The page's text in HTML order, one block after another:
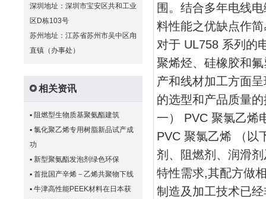
深圳地址：深圳市宝安区共和工业
区D栋103号
苏州地址：江苏省苏州市吴中区甪
直镇（办事处）
相关资讯
▪ 阻燃型生物质基聚氨酯建筑
▪ 氯化聚乙烯专用树脂新品试产成
功
▪ 新型聚氨酯发泡剂绿色环保
▪ 首批国产辛烯－乙烯共聚物下线
▪ 牛津高性能PEEK材料在日本获
围。结合多年电线
料性能之优缺点作
对于 UL758 系列的
聚烯烃、硅橡胶和
产和线材加工方面
的选型和产品质量
一） PVC 聚氯乙烯
PVC 聚氯乙烯 （以
剂、阻燃剂、润滑
特性需求,其配方做
制造及加工技术已